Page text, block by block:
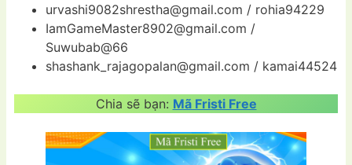
urvashi9082shrestha@gmail.com / rohia94229
IamGameMaster8902@gmail.com /
Suwubab@66
shashank_rajagopalan@gmail.com / kamai44524
Chia sẽ bạn: Mã Fristi Free